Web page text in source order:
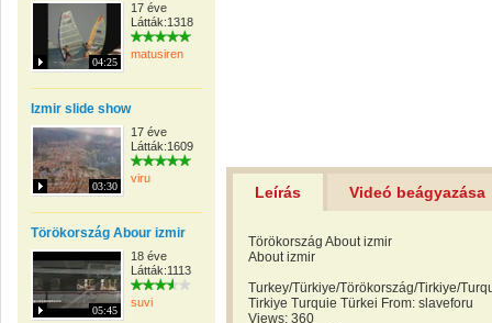
04:25
17 éve
Látták:1318
matusiren
Izmir slide show
03:30
17 éve
Látták:1609
viru
Törökország Abour izmir
05:45
18 éve
Látták:1113
suvi
Leírás Videó beágyazása
Törökország About izmir
About izmir
Turkey/Türkiye/Törökország/Tirkiye/
Tirkiye Turquie Türkei From: slaveforu
Views: 360